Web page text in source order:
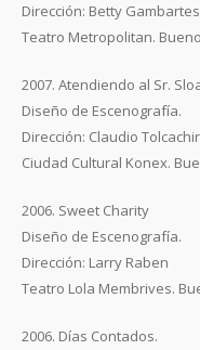
Dirección: Betty Gambartes
Teatro Metropolitan.
2007. Atendiendo al Sr.
Diseño de Escenografía.
Dirección: Claudio Tolcachir
Ciudad Cultural Konex.
2006. Sweet Charity
Diseño de Escenografía.
Dirección: Larry Raben
Teatro Lola Membrives.
2006. Días Contados.